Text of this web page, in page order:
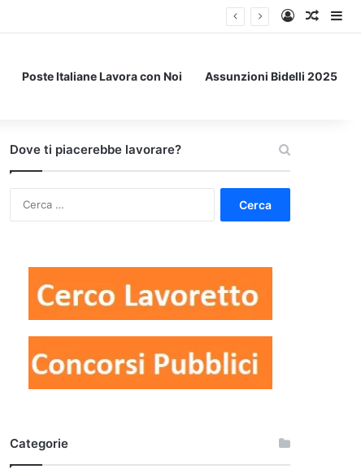
Accedi
Un
Poste Italiane Lavora con Noi Assunzioni Bidelli 2025
Dove ti piacerebbe lavorare?
Categorie